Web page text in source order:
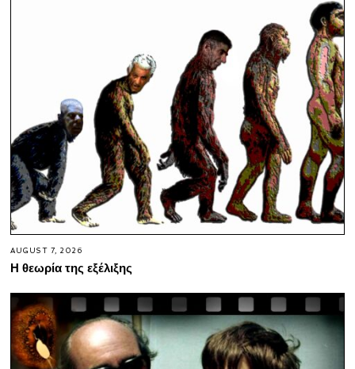
AUGUST 7, 2026
Η θεωρία της εξέλιξης